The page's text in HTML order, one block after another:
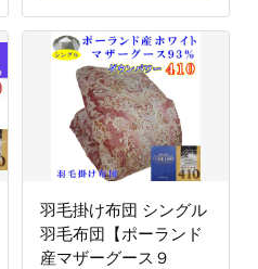
羽毛掛け布団 シングル
羽毛布団【ポーランド
産マザーグース９